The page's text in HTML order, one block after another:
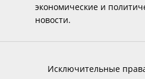
экономические и
новости.
Исключительные